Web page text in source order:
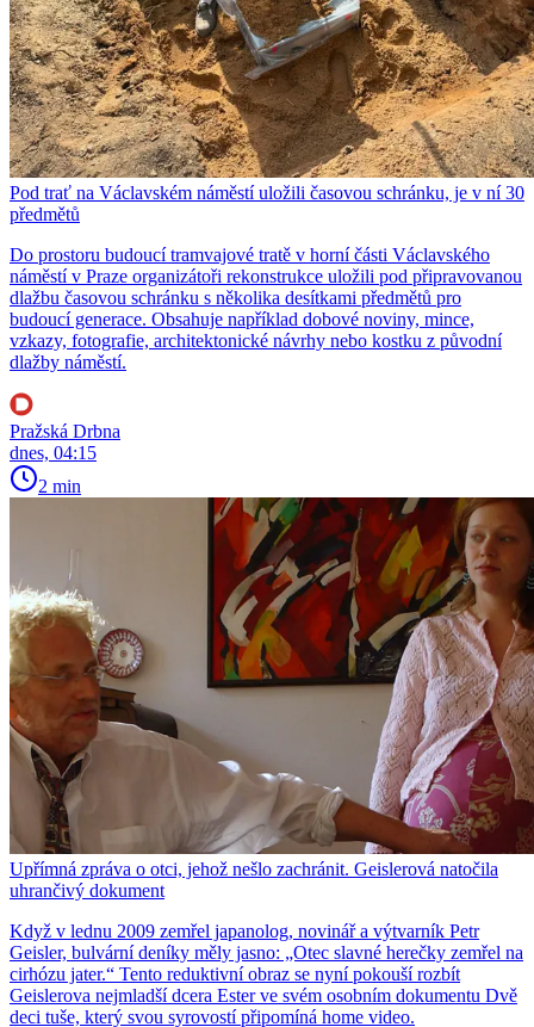
Pod trať na Václavském náměstí uložili časovou schránku, je v ní 30
předmětů
Do prostoru budoucí tramvajové tratě v horní části Václavského
náměstí v Praze organizátoři rekonstrukce uložili pod připravovanou
dlažbu časovou schránku s několika desítkami předmětů pro
budoucí generace. Obsahuje například dobové noviny, mince,
vzkazy, fotografie, architektonické návrhy nebo kostku z původní
dlažby náměstí.
Pražská Drbna
dnes, 04:15
2 min
Upřímná zpráva o otci, jehož nešlo zachránit. Geislerová natočila
uhrančivý dokument
Když v lednu 2009 zemřel japanolog, novinář a výtvarník Petr
Geisler, bulvární deníky měly jasno: „Otec slavné herečky zemřel na
cirhózu jater.“ Tento reduktivní obraz se nyní pokouší rozbít
Geislerova nejmladší dcera Ester ve svém osobním dokumentu Dvě
deci tuše, který svou syrovostí připomíná home video.